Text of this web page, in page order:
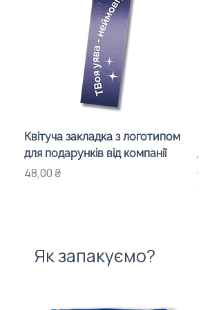
Квітуча закладка з логотипом
для подарунків від компанії
Ціна
48,00 ₴
для
Ціна
Як запакуємо?